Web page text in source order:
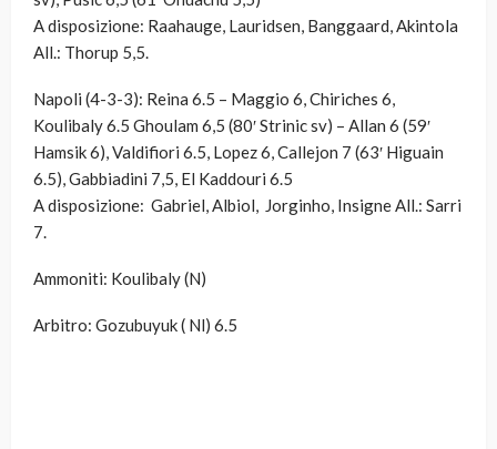
A disposizione: Raahauge, Lauridsen, Banggaard, Akintola
All.: Thorup 5,5.
Napoli (4-3-3): Reina 6.5 – Maggio 6, Chiriches 6,
Koulibaly 6.5 Ghoulam 6,5 (80′ Strinic sv) – Allan 6 (59′
Hamsik 6), Valdifiori 6.5, Lopez 6, Callejon 7 (63′ Higuain
6.5), Gabbiadini 7,5, El Kaddouri 6.5
A disposizione: Gabriel, Albiol, Jorginho, Insigne All.: Sarri
7.
Ammoniti: Koulibaly (N)
Arbitro: Gozubuyuk ( Nl) 6.5